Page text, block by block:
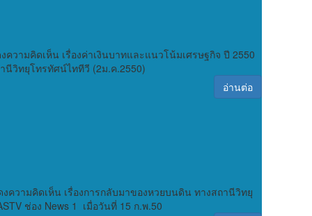
ความคิดเห็น เรื่องค่าเงินบาทและแนวโน้มเศรษฐกิจ ปี 2550
นีวิทยุโทรทัศน์ไททีวี (2ม.ค.2550)
อ่านต่อ
ความคิดเห็น เรื่องการกลับมาของหวยบนดิน ทางสถานีวิทยุ
ช่อง News 1 เมื่อวันที่ 15 ก.พ.50